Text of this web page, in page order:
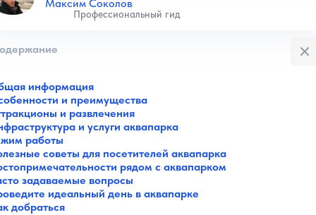
Максим Соколов
Профессиональный гид
информация
и преимущества
и развлечения
и услуги аквапарка
работы
советы для посетителей аквапарка
рядом с аквапарком
задаваемые вопросы
идеальный день в аквапарке
добраться